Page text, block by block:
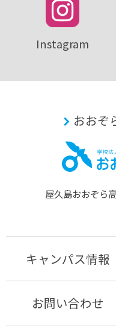
Instagram
おおぞ
屋久島おおぞら
キャンパス情報
お問い合わせ